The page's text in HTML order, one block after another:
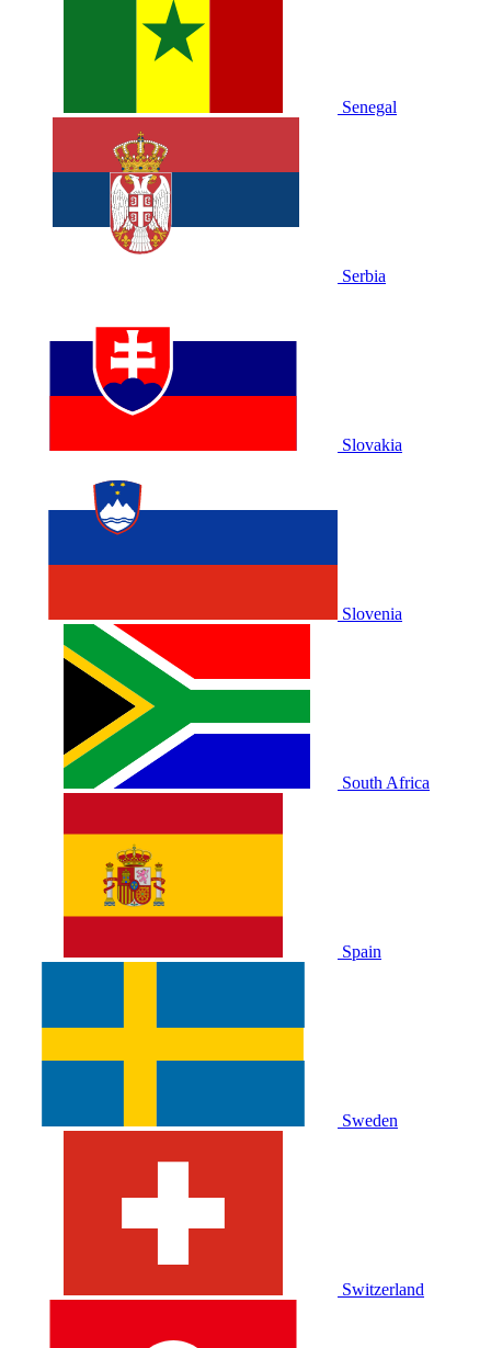
Senegal
Serbia
Slovakia
Slovenia
South Africa
Spain
Sweden
Switzerland